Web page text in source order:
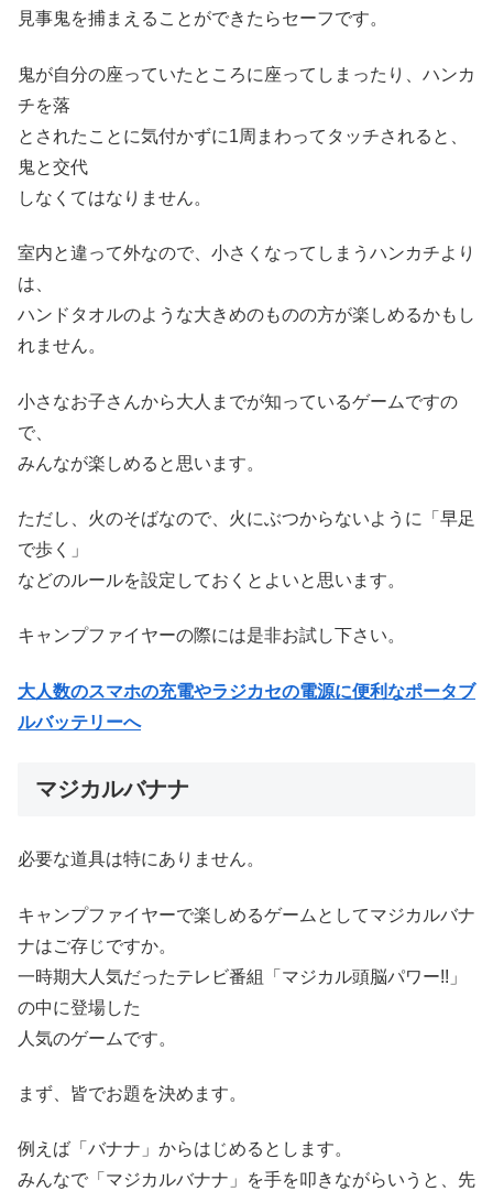
見事鬼を捕まえることができたらセーフです。
鬼が自分の座っていたところに座ってしまったり、ハンカ
チを落
とされたことに気付かずに1周まわってタッチされると、
鬼と交代
しなくてはなりません。
室内と違って外なので、小さくなってしまうハンカチより
は、
ハンドタオルのような大きめのものの方が楽しめるかもし
れません。
小さなお子さんから大人までが知っているゲームですの
で、
みんなが楽しめると思います。
ただし、火のそばなので、火にぶつからないように「早足
で歩く」
などのルールを設定しておくとよいと思います。
キャンプファイヤーの際には是非お試し下さい。
大人数のスマホの充電やラジカセの電源に便利なポータブ
ルバッテリーへ
マジカルバナナ
必要な道具は特にありません。
キャンプファイヤーで楽しめるゲームとしてマジカルバナ
ナはご存じですか。
一時期大人気だったテレビ番組「マジカル頭脳パワー!!」
の中に登場した
人気のゲームです。
まず、皆でお題を決めます。
例えば「バナナ」からはじめるとします。
みんなで「マジカルバナナ」を手を叩きながらいうと、先